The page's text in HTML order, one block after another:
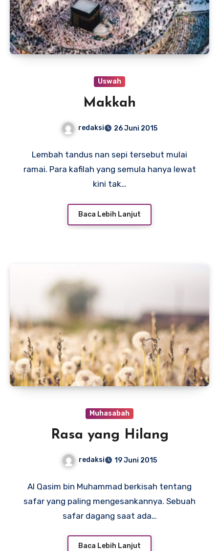
Uswah
Makkah
redaksi 26 Juni 2015
Lembah tandus nan sepi tersebut mulai
ramai. Para kafilah yang semula hanya lewat
kini tak…
Baca Lebih Lanjut
Muhasabah
Rasa yang Hilang
redaksi 19 Juni 2015
Al Qasim bin Muhammad berkisah tentang
safar yang paling mengesankannya. Sebuah
safar dagang saat ada…
Baca Lebih Lanjut